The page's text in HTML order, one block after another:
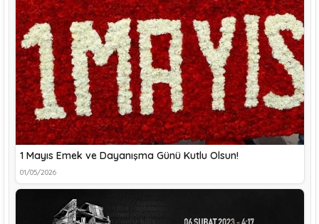
1 Mayıs Emek ve Dayanışma Günü Kutlu Olsun!
01/05/2026